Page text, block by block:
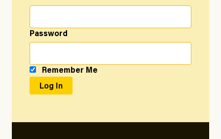
Password
Remember Me